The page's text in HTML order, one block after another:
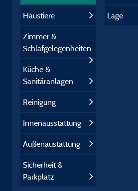
Haustiere
Zimmer &
Schlafgelegenheiten
Küche &
Sanitäranlagen
Reinigung
Innenausstattung
Außenaustattung
Sicherheit &
Parkplatz
Lage